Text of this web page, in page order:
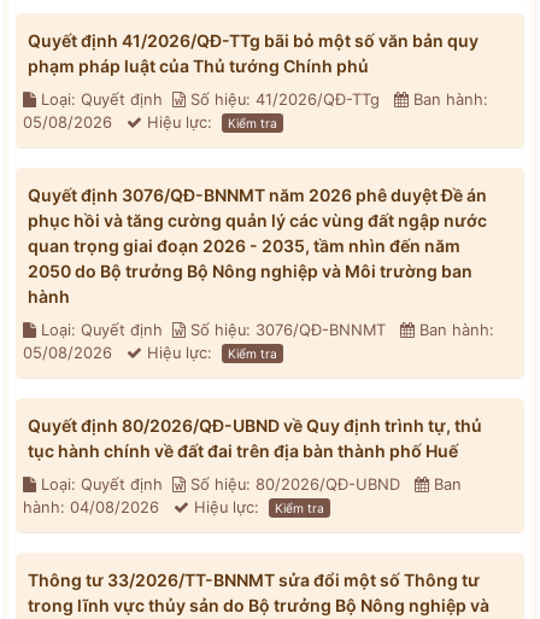
Quyết định 41/2026/QĐ-TTg bãi bỏ một số văn bản quy
phạm pháp luật của Thủ tướng Chính phủ
Loại: Quyết định Số hiệu: 41/2026/QĐ-TTg
Ban hành:
05/08/2026
Hiệu lực: Kiểm tra
Quyết định 3076/QĐ-BNNMT năm 2026 phê duyệt Đề án
phục hồi và tăng cường quản lý các vùng đất ngập nước
quan trọng giai đoạn 2026 - 2035, tầm nhìn đến năm
2050 do Bộ trưởng Bộ Nông nghiệp và Môi trường ban
hành
Loại: Quyết định Số hiệu: 3076/QĐ-BNNMT
Ban hành:
05/08/2026
Hiệu lực: Kiểm tra
Quyết định 80/2026/QĐ-UBND về Quy định trình tự, thủ
tục hành chính về đất đai trên địa bàn thành phố Huế
Loại: Quyết định Số hiệu: 80/2026/QĐ-UBND
Ban
hành: 04/08/2026
Hiệu lực: Kiểm tra
Thông tư 33/2026/TT-BNNMT sửa đổi một số Thông tư
trong lĩnh vực thủy sản do Bộ trưởng Bộ Nông nghiệp và